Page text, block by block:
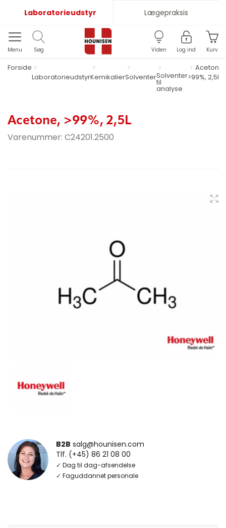
Laboratorieudstyr Lægepraksis
Menu Søg Viden Log ind Kurv
Forside
LaboratorieudstyrKemikalierSolventerSolventer
til
analyse
Acetone,
>99%, 2,5L
Acetone, >99%, 2,5L
Varenummer: C24201.2500
B2B salg@hounisen.com
Tlf. (+45) 86 21 08 00
✓ Dag til dag-afsendelse
✓ Faguddannet personale